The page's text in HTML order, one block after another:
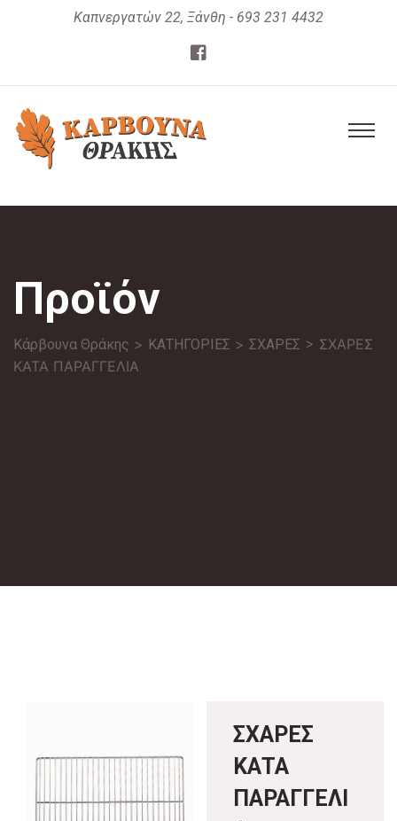
Καπνεργατών 22, Ξάνθη - 693 231 4432
Προϊόν
Κάρβουνα Θράκης > ΚΑΤΗΓΟΡΙΕΣ > ΣΧΑΡΕΣ > ΣΧΑΡΕΣ
ΚΑΤΑ ΠΑΡΑΓΓΕΛΙΑ
ΣΧΑΡΕΣ
ΚΑΤΑ
ΠΑΡΑΓΓΕΛΙ